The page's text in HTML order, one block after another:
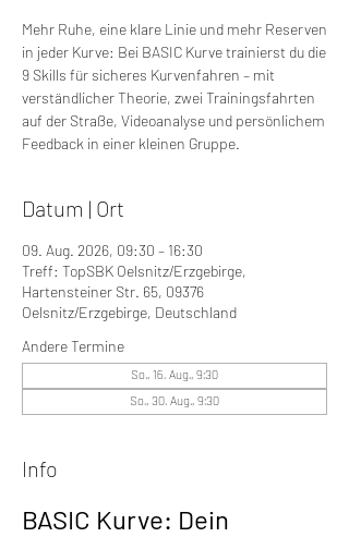
Mehr Ruhe, eine klare Linie und mehr Reserven
in jeder Kurve: Bei BASIC Kurve trainierst du die
9 Skills für sicheres Kurvenfahren – mit
verständlicher Theorie, zwei Trainingsfahrten
auf der Straße, Videoanalyse und persönlichem
Feedback in einer kleinen Gruppe.
Datum | Ort
09. Aug. 2026, 09:30 – 16:30
Treff: TopSBK Oelsnitz/Erzgebirge,
Hartensteiner Str. 65, 09376
Oelsnitz/Erzgebirge, Deutschland
Andere Termine
So., 16. Aug., 9:30
So., 30. Aug., 9:30
Info
BASIC Kurve: Dein